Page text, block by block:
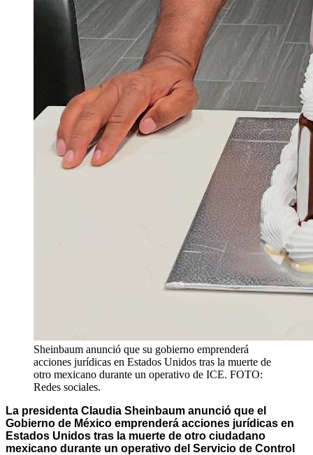
Sheinbaum anunció que su gobierno emprenderá
acciones jurídicas en Estados Unidos tras la muerte de
otro mexicano durante un operativo de ICE. FOTO:
Redes sociales.
La presidenta Claudia Sheinbaum anunció que el
Gobierno de México emprenderá acciones jurídicas en
Estados Unidos tras la muerte de otro ciudadano
mexicano durante un operativo del Servicio de Control